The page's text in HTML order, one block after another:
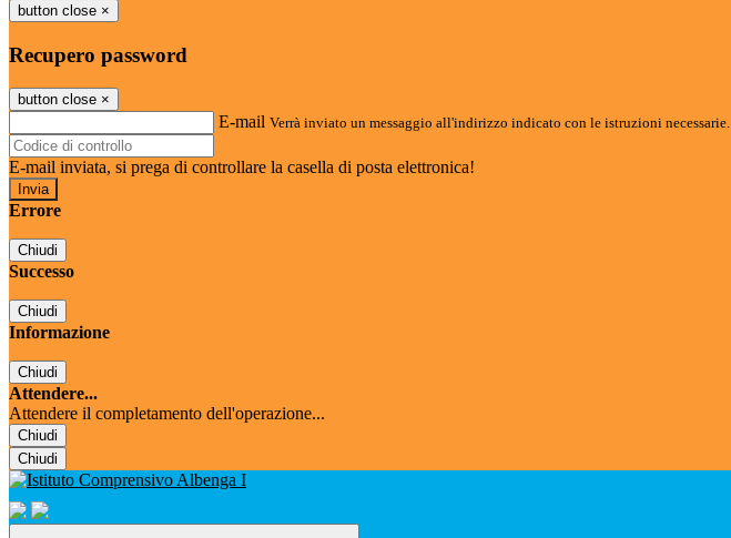
button close ×
Recupero password
button close ×
E-mail Verrà inviato un messaggio all'indirizzo indicato con le istruzioni necessarie.
E-mail inviata, si prega di controllare la casella di posta elettronica!
Errore
Chiudi
Successo
Chiudi
Informazione
Chiudi
Attendere...
Attendere il completamento dell'operazione...
Chiudi
Chiudi